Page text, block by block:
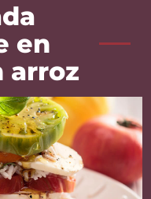
en
arroz